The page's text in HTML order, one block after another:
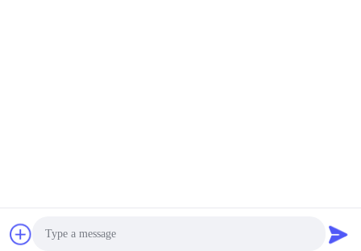
Dingneng (China) building materials Co., Ltd